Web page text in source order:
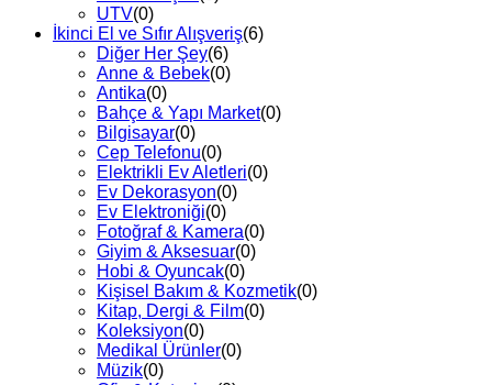
UTV(0)
İkinci El ve Sıfır Alışveriş(6)
Diğer Her Şey(6)
Anne & Bebek(0)
Antika(0)
Bahçe & Yapı Market(0)
Bilgisayar(0)
Cep Telefonu(0)
Elektrikli Ev Aletleri(0)
Ev Dekorasyon(0)
Ev Elektroniği(0)
Fotoğraf & Kamera(0)
Giyim & Aksesuar(0)
Hobi & Oyuncak(0)
Kişisel Bakım & Kozmetik(0)
Kitap, Dergi & Film(0)
Koleksiyon(0)
Medikal Ürünler(0)
Müzik(0)